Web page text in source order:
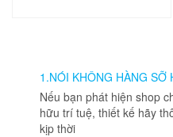
nhiều
biến
thể.
Các
1.NÓI KHÔNG HÀNG SỠ
Nếu bạn phát hiện shop
hữu trí tuệ, thiết kế hãy
kịp thời